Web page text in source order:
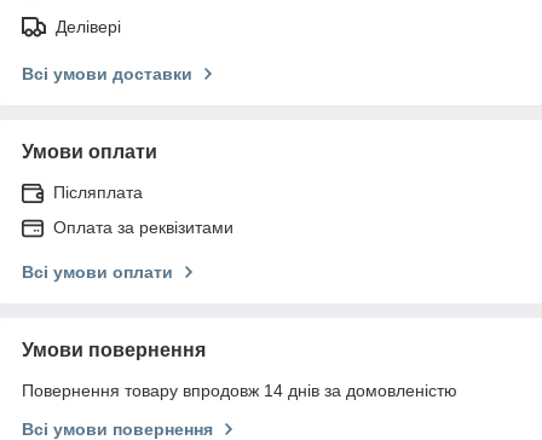
Делівері
Всі умови доставки
Умови оплати
Післяплата
Оплата за реквізитами
Всі умови оплати
Умови повернення
Повернення товару впродовж 14 днів за домовленістю
Всі умови повернення